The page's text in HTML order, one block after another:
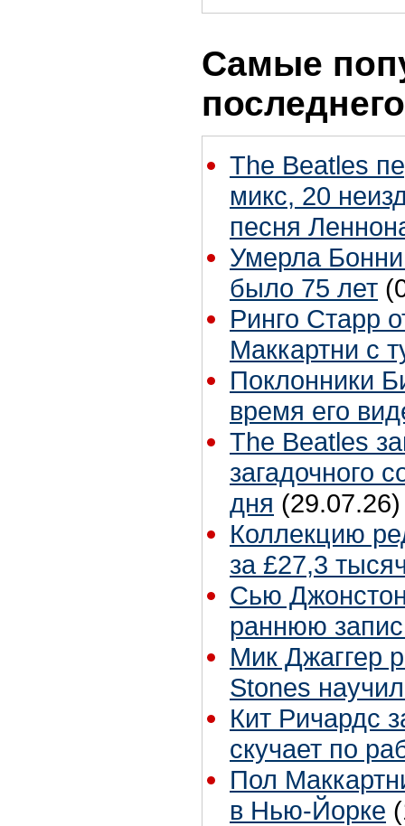
Самые
The Beatles
микс, 20
песня
Умерла
было 75 лет
Ринго Старр
Маккартни с
Поклонники
время его
The Beatles
загадочного
дня (29.07.26)
Коллекцию
за £27,3
Сью
раннюю
Мик Джаггер
Stones
Кит Ричардс
скучает по
Пол
в Нью-Йорке